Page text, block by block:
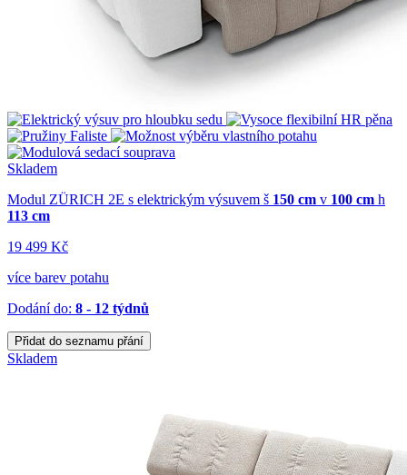
Skladem
Modul ZÜRICH 2E s elektrickým výsuvem š 150 cm v 100 cm h
113 cm
19 499 Kč
více barev potahu
Dodání do: 8 - 12 týdnů
Přidat do seznamu přání
Skladem